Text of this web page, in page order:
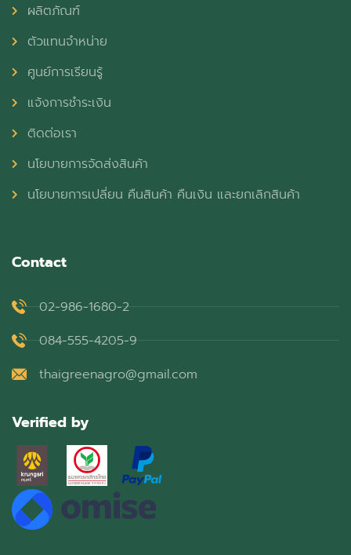
ผลิตภัณฑ์
ตัวแทนจำหน่าย
ศูนย์การเรียนรู้
แจ้งการชำระเงิน
ติดต่อเรา
นโยบายการจัดส่งสินค้า
นโยบายการเปลี่ยน คืนสินค้า คืนเงิน และยกเลิกสินค้า
Contact
02-986-1680-2
084-555-4205-9
thaigreenagro@gmail.com
Verified by